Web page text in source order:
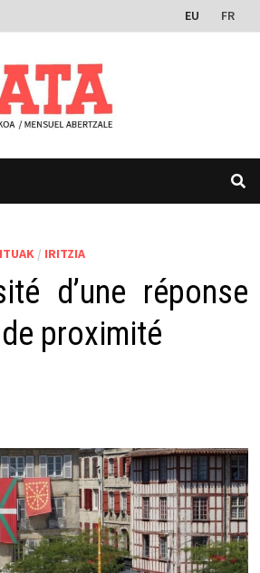
EU FR
/ IRITZIA
d’une réponse
proximité